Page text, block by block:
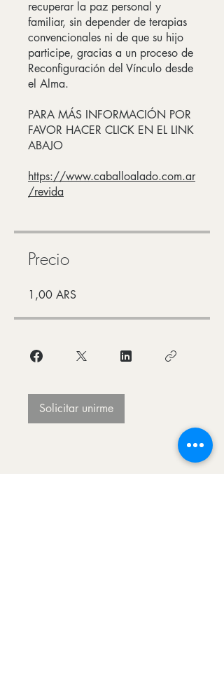
recuperar la paz personal y
familiar, sin depender de terapias
convencionales ni de que su hijo
participe, gracias a un proceso de
Reconfiguración del Vínculo desde
el Alma.
PARA MÁS INFORMACIÓN POR
FAVOR HACER CLICK EN EL LINK
ABAJO
https://www.caballoalado.com.ar
/revida
Precio
1,00 ARS
Solicitar unirme